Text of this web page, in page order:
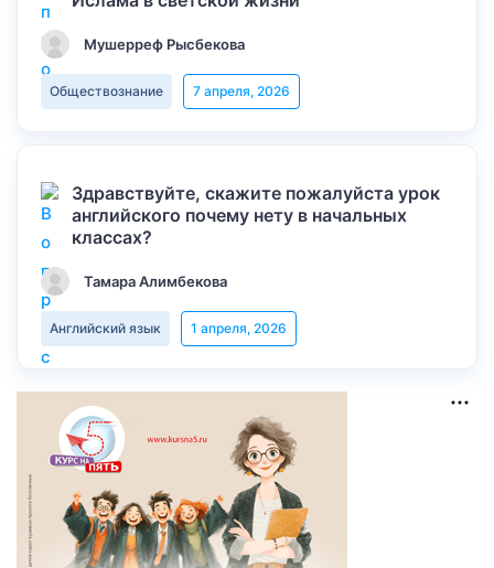
Мушерреф Рысбекова
Обществознание 7 апреля, 2026
Здравствуйте, скажите пожалуйста урок
английского почему нету в начальных
классах?
Тамара Алимбекова
Английский язык 1 апреля, 2026